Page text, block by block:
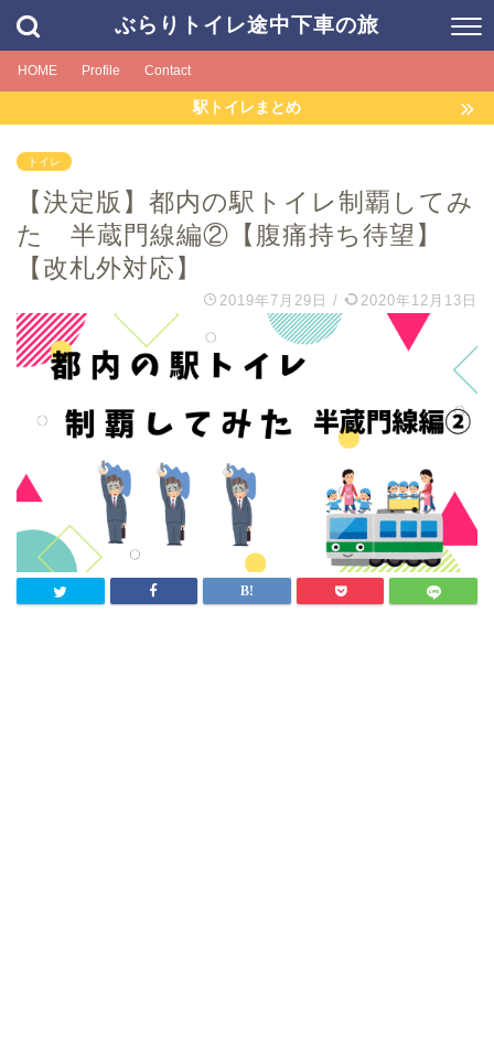
ぶらりトイレ途中下車の旅
HOME Profile Contact
駅トイレまとめ
トイレ
【決定版】都内の駅トイレ制覇してみ
た 半蔵門線編②【腹痛持ち待望】
【改札外対応】
2019年7月29日 / 2020年12月13日